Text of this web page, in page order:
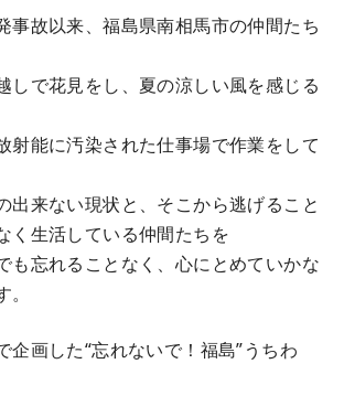
事故以来、福島県南相馬市の仲間たち
しで花見をし、夏の涼しい風を感じる
射能に汚染された仕事場で作業をして
出来ない現状と、そこから逃げること
く生活している仲間たちを
も忘れることなく、心にとめていかな
企画した“忘れないで！福島”うちわ